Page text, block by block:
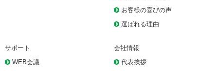
お客様の喜びの声
選ばれる理由
サポート
WEB会議
会社情報
代表挨拶